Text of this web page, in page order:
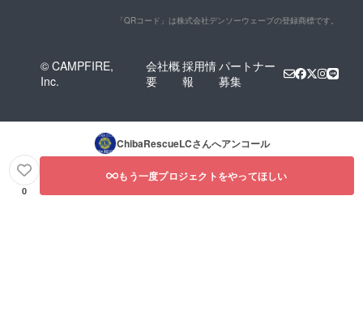
「QRコード」は株式会社デンソーウェーブの登録商標です。
© CAMPFIRE,
Inc.
会社概
要
採用情
報
パートナー
募集
ChibaRescueLCさんへアンコール
0
もう一度プロジェクトをやってほしい